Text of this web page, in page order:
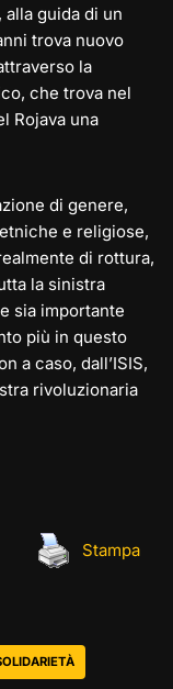
guida di un
trova nuovo
la
che trova nel
Rojava una
di genere,
e religiose,
di rottura,
la sinistra
sia importante
più in questo
a caso, dall’ISIS,
rivoluzionaria
Stampa